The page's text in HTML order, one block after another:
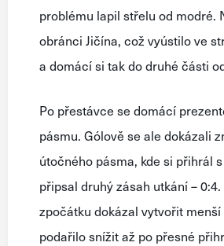
problému lapil střelu od modré.
obránci Jičína, což vyústilo ve
a domácí si tak do druhé části
Po přestávce se domácí
pásmu. Gólově se ale dokázali
útočného pásma, kde si přihrál
připsal druhý zásah utkání –
zpočátku dokázal vytvořit
podařilo snížit až po přesné